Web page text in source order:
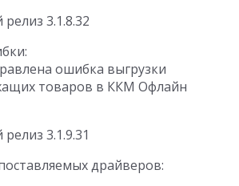
3.1.8.32
ошибка выгрузки
товаров в ККМ Офлайн
3.1.9.31
драйверов: